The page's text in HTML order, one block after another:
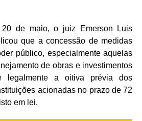
de maio, o juiz Emerson Luis
que a concessão de medidas
público, especialmente aquelas
de obras e investimentos
legalmente a oitiva prévia dos
acionadas no prazo de 72
em lei.